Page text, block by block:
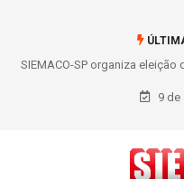
SIEMACO-SP organiza
Lapa e fortalece
9 de